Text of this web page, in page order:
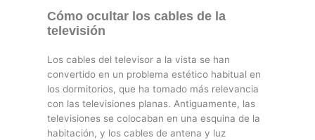
Cómo ocultar los cables de la
televisión
Los cables del televisor a la vista se han
convertido en un problema estético habitual en
los dormitorios, que ha tomado más relevancia
con las televisiones planas. Antiguamente, las
televisiones se colocaban en una esquina de la
habitación, y los cables de antena y luz